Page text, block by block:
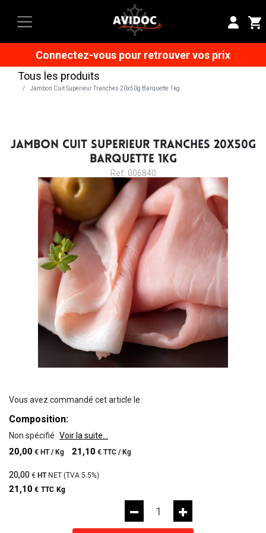
Connectez-vous pour retrouver vos prix
Tous les produits
Jambon Cuit Superieur Tranches 20x50g Barquette 1kg
JAMBON CUIT SUPERIEUR TRANCHES 20X50G
BARQUETTE 1KG
Ref: 006840
Vous avez commandé cet article le
Composition:
Non spécifié Voir la suite...
20,00 € HT / Kg 21,10 € TTC / Kg
20,00 € HTNET (TVA 5.5%)
21,10 € TTC Kg